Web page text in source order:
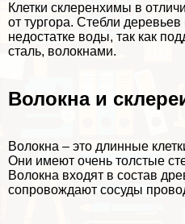
Клетки склеренхимы в
от тургора. Стeбли
недостатке воды, так как
сталь, волокнами.
Волокна и
Волокна – это длинные
Они имеют очень толстые
Волокна входят в состав
сопровождают сосуды